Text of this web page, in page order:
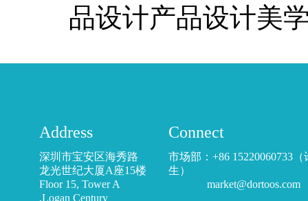
品设计产品设计美
Address
深圳市宝安区海秀路
龙光世纪大厦A座15楼
Floor 15, Tower A
,Logan Century
Connect
市场部：+86 15220060733（
生）
market@dortoos.com